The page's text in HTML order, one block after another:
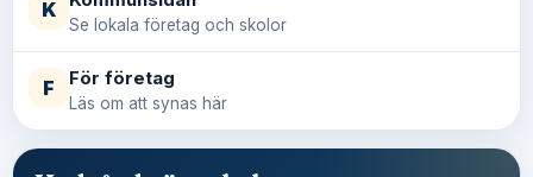
K
Se lokala företag och skolor
F För företag
Läs om att synas här